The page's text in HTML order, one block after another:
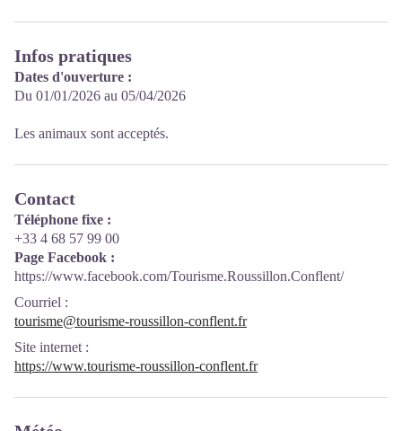
Infos pratiques
Dates d'ouverture :
Du 01/01/2026 au 05/04/2026
Les animaux sont acceptés.
Contact
Téléphone fixe :
+33 4 68 57 99 00
Page Facebook :
https://www.facebook.com/Tourisme.Roussillon.Conflent/
Courriel :
tourisme@tourisme-roussillon-conflent.fr
Site internet :
https://www.tourisme-roussillon-conflent.fr